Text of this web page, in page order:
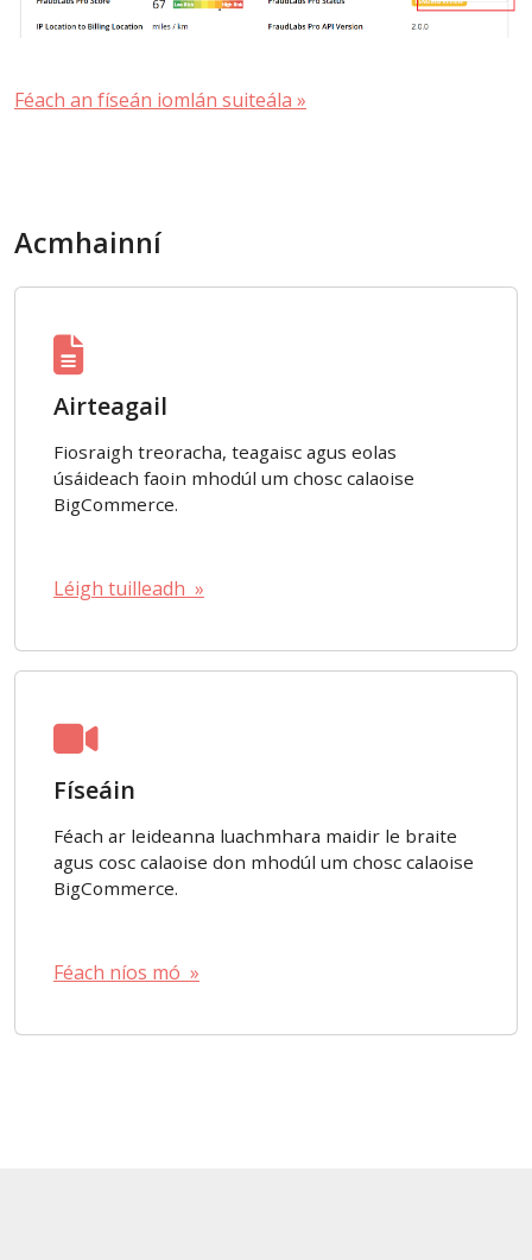
Féach an físeán iomlán suiteála »
Acmhainní
Airteagail
Fiosraigh treoracha, teagaisc agus eolas
úsáideach faoin mhodúl um chosc calaoise
BigCommerce.
Léigh tuilleadh »
Físeáin
Féach ar leideanna luachmhara maidir le braite
agus cosc calaoise don mhodúl um chosc calaoise
BigCommerce.
Féach níos mó »